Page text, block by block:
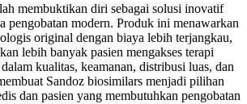
membuktikan diri sebagai solusi inovatif
pengobatan modern. Produk ini menawarkan
original dengan biaya lebih terjangkau,
lebih banyak pasien mengakses terapi
kualitas, keamanan, distribusi luas, dan
Sandoz biosimilars menjadi pilihan
dan pasien yang membutuhkan pengobatan